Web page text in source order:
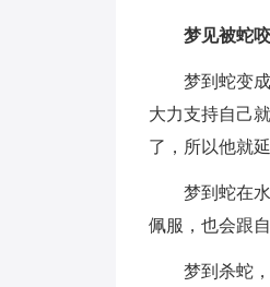
梦见被蛇
梦到蛇变
大力支持自己
了，所以他就
梦到蛇在
佩服，也会跟
梦到杀蛇